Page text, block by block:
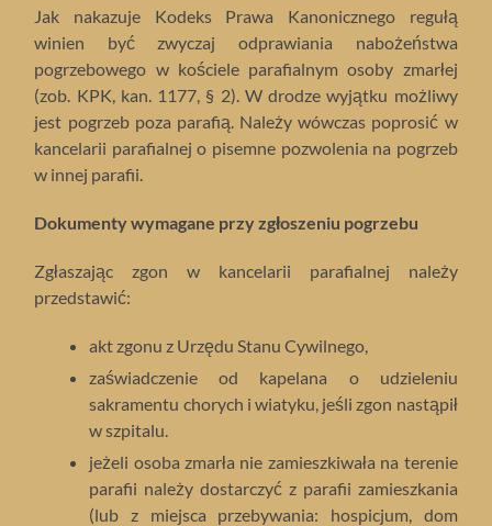
Jak nakazuje Kodeks Prawa Kanonicznego regułą
winien być zwyczaj odprawiania nabożeństwa
pogrzebowego w kościele parafialnym osoby zmarłej
(zob. KPK, kan. 1177, § 2). W drodze wyjątku możliwy
jest pogrzeb poza parafią. Należy wówczas poprosić w
kancelarii parafialnej o pisemne pozwolenia na pogrzeb
w innej parafii.
Dokumenty wymagane przy zgłoszeniu pogrzebu
Zgłaszając zgon w kancelarii parafialnej należy
przedstawić:
akt zgonu z Urzędu Stanu Cywilnego,
zaświadczenie od kapelana o udzieleniu
sakramentu chorych i wiatyku, jeśli zgon nastąpił
w szpitalu.
jeżeli osoba zmarła nie zamieszkiwała na terenie
parafii należy dostarczyć z parafii zamieszkania
(lub z miejsca przebywania: hospicjum, dom